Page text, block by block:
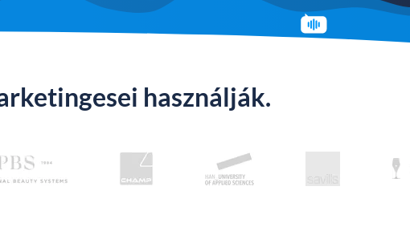
használják.